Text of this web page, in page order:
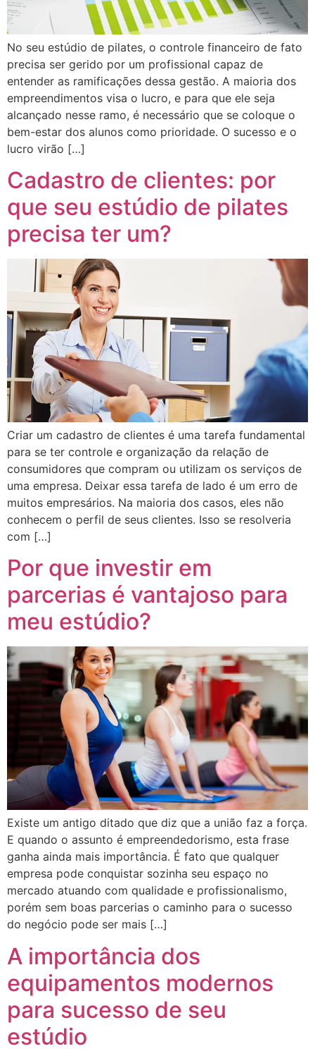
No seu estúdio de pilates, o controle financeiro de fato
precisa ser gerido por um profissional capaz de
entender as ramificações dessa gestão. A maioria dos
empreendimentos visa o lucro, e para que ele seja
alcançado nesse ramo, é necessário que se coloque o
bem-estar dos alunos como prioridade. O sucesso e o
lucro virão […]
Cadastro de clientes: por
que seu estúdio de pilates
precisa ter um?
Criar um cadastro de clientes é uma tarefa fundamental
para se ter controle e organização da relação de
consumidores que compram ou utilizam os serviços de
uma empresa. Deixar essa tarefa de lado é um erro de
muitos empresários. Na maioria dos casos, eles não
conhecem o perfil de seus clientes. Isso se resolveria
com […]
Por que investir em
parcerias é vantajoso para
meu estúdio?
Existe um antigo ditado que diz que a união faz a força.
E quando o assunto é empreendedorismo, esta frase
ganha ainda mais importância. É fato que qualquer
empresa pode conquistar sozinha seu espaço no
mercado atuando com qualidade e profissionalismo,
porém sem boas parcerias o caminho para o sucesso
do negócio pode ser mais […]
A importância dos
equipamentos modernos
para sucesso de seu
estúdio